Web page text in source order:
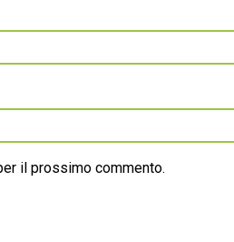
il prossimo commento.